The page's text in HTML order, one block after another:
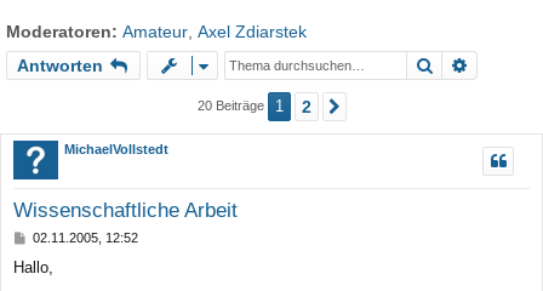
riff
Moderatoren: Amateur Axel Zdiarstek
Antworten
Suche
20 Beiträge 1 2
MichaelVollstedt
Wissenschaftliche Arbeit
B
i
02.11.2005, 12:52
Hallo,